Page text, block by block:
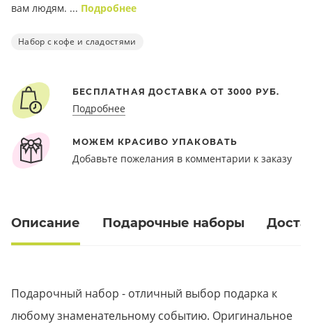
вам людям. ... Подробнее
Набор с кофе и сладостями
БЕСПЛАТНАЯ ДОСТАВКА ОТ 3000 РУБ.
Подробнее
МОЖЕМ КРАСИВО УПАКОВАТЬ
Добавьте пожелания в комментарии к заказу
Описание Подарочные наборы
Подарочный набор - отличный выбор подарка к
любому знаменательному событию. Оригинальное